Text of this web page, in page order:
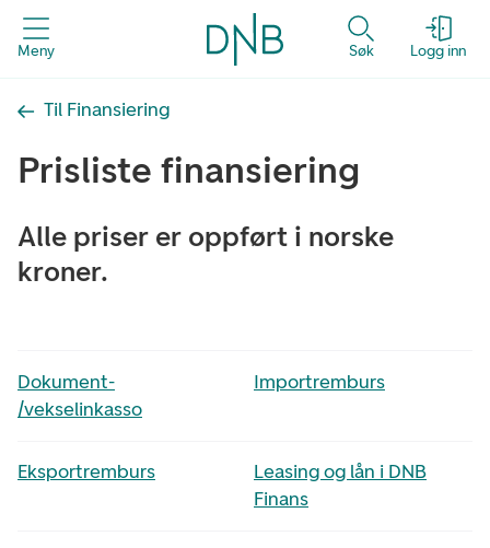
Meny Søk Logg inn
Til Finansiering
Prisliste finansiering
Alle priser er oppført i norske
kroner.
Dokument-
/vekselinkasso
Importremburs
Eksportremburs
Leasing og lån i DNB
Finans